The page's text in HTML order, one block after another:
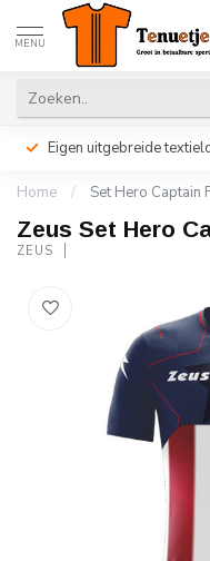
MENU
Eigen uitgebreide
Home / Set Hero Captain
Zeus Set Hero
ZEUS